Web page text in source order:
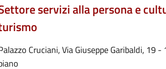
servizi alla persona e
Cruciani, Via Giuseppe Garibaldi, 19 -